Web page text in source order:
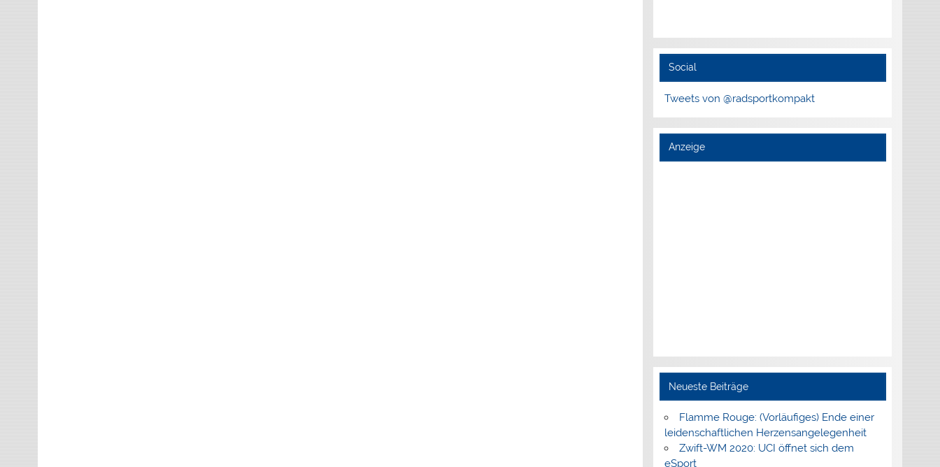
Social
Tweets von @radsportkompakt
Anzeige
Neueste Beiträge
Flamme Rouge: (Vorläufiges) Ende einer
leidenschaftlichen Herzensangelegenheit
Zwift-WM 2020: UCI öffnet sich dem
eSport